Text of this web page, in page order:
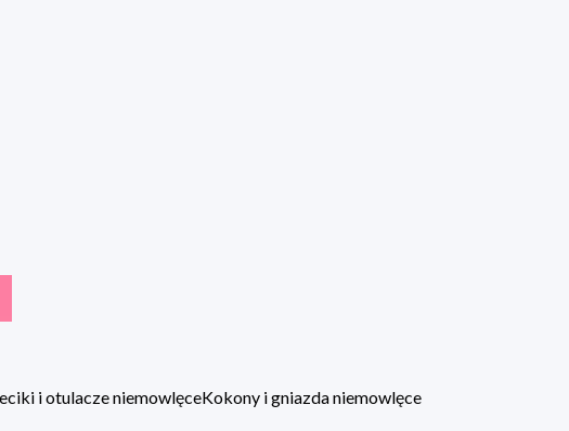
i otulacze niemowlęceKokony i gniazda niemowlęce